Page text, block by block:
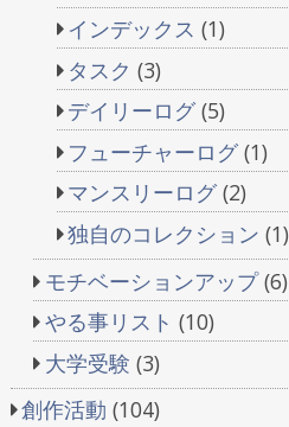
インデックス (1)
タスク (3)
デイリーログ(5)
フューチャーログ(1)
マンスリーログ(2)
独自のコレクション (1)
モチベーションアップ(6)
やる事リスト (10)
大学受験 (3)
創作活動 (104)